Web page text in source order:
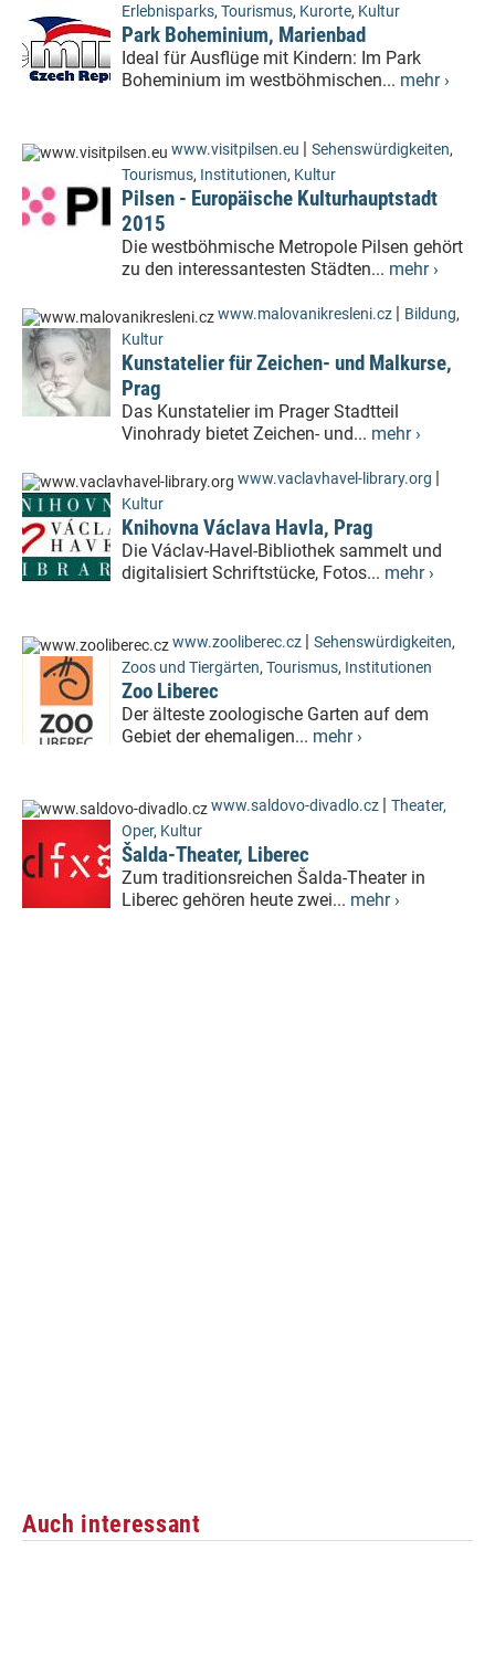
Erlebnisparks, Tourismus, Kurorte, Kultur
Park Boheminium, Marienbad
Ideal für Ausflüge mit Kindern: Im Park
Boheminium im westböhmischen... mehr ›
www.visitpilsen.eu | Sehenswürdigkeiten,
Tourismus, Institutionen, Kultur
Pilsen - Europäische Kulturhauptstadt
2015
Die westböhmische Metropole Pilsen gehört
zu den interessantesten Städten... mehr ›
www.malovanikresleni.cz | Bildung,
Kultur
Kunstatelier für Zeichen- und Malkurse,
Prag
Das Kunstatelier im Prager Stadtteil
Vinohrady bietet Zeichen- und... mehr ›
www.vaclavhavel-library.org |
Kultur
Knihovna Václava Havla, Prag
Die Václav-Havel-Bibliothek sammelt und
digitalisiert Schriftstücke, Fotos... mehr ›
www.zooliberec.cz | Sehenswürdigkeiten,
Zoos und Tiergärten, Tourismus, Institutionen
Zoo Liberec
Der älteste zoologische Garten auf dem
Gebiet der ehemaligen... mehr ›
www.saldovo-divadlo.cz | Theater,
Oper, Kultur
Šalda-Theater, Liberec
Zum traditionsreichen Šalda-Theater in
Liberec gehören heute zwei... mehr ›
Auch interessant